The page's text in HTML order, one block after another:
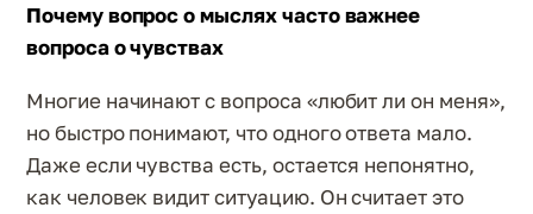
Почему вопрос о мыслях часто важнее
вопроса о чувствах
Многие начинают с вопроса «любит ли он меня»,
но быстро понимают, что одного ответа мало.
Даже если чувства есть, остается непонятно,
как человек видит ситуацию. Он считает это